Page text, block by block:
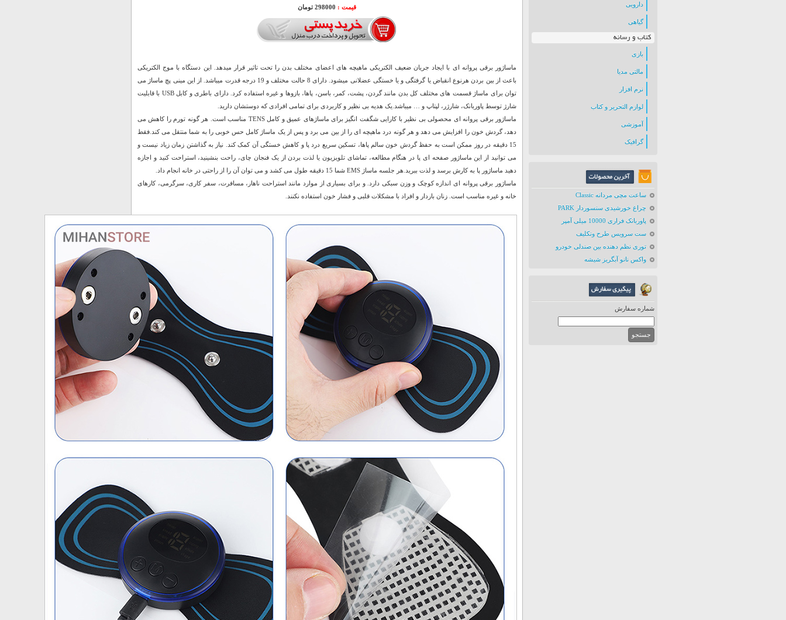
دارویی
گیاهی
کتاب و رسانه
بازی
مالتی مدیا
نرم افزار
لوازم التحریر و کتاب
آموزشی
گرافیک
ساعت مچی مردانه Classic
چراغ خورشیدی سنسوردار PARK
پاوربانک فراری 10000 میلی آمپر
ست سرویس طرح ونکلیف
توری نظم دهنده بین صندلی خودرو
واکس نانو آبگریز شیشه
شماره سفارش
قیمت : 298000 تومان
ماساژور برقی پروانه ای با ایجاد جریان ضعیف الکتریکی ماهیچه های اعضای مختلف بدن را تحت تاثیر قرار میدهد. این دستگاه با موج الکتریکی
باعث از بین بردن هرنوع انقباض یا گرفتگی و یا خستگی عضلانی میشود. دارای 8 حالت مختلف و 19 درجه قدرت میباشد. از این مینی پچ ماساژ می
توان برای ماساژ قسمت های مختلف کل بدن مانند گردن، پشت، کمر، باسن، پاها، بازوها و غیره استفاده کرد. دارای باطری و کابل USB با قابلیت
شارژ توسط پاوربانک، شارژر، لپتاپ و … میباشد.یک هدیه بی نظیر و کاربردی برای تمامی افرادی که دوستشان دارید.
ماساژور برقی پروانه ای محصولی بی نظیر با کارایی شگفت انگیز برای ماساژهای عمیق و کامل TENS مناسب است. هر گونه تورم را کاهش می
دهد، گردش خون را افزایش می دهد و هر گونه درد ماهیچه ای را از بین می برد و پس از یک ماساژ کامل حس خوبی را به شما منتقل می کند.فقط
15 دقیقه در روز ممکن است به حفظ گردش خون سالم پاها، تسکین سریع درد پا و کاهش خستگی آن کمک کند. نیاز به گذاشتن زمان زیاد نیست و
می توانید از این ماساژور صفحه ای پا در هنگام مطالعه، تماشای تلویزیون یا لذت بردن از یک فنجان چای، راحت بنشینید، استراحت کنید و اجازه
دهید ماساژور پا به کارش برسد و لذت ببرید.هر جلسه ماساژ EMS شما 15 دقیقه طول می کشد و می توان آن را از راحتی در خانه انجام داد.
ماساژور برقی پروانه ای اندازه کوچک و وزن سبکی دارد. و برای بسیاری از موارد مانند استراحت ناهار، مسافرت، سفر کاری، سرگرمی، کارهای
خانه و غیره مناسب است. زنان باردار و افراد با مشکلات قلبی و فشار خون استفاده نکنند.